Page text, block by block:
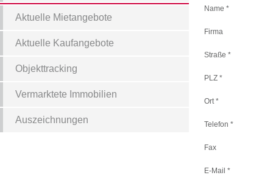
Aktuelle Mietangebote
Aktuelle Kaufangebote
Objekttracking
Vermarktete Immobilien
Auszeichnungen
Name *
Firma
Straße *
PLZ *
Ort *
Telefon *
Fax
E-Mail *